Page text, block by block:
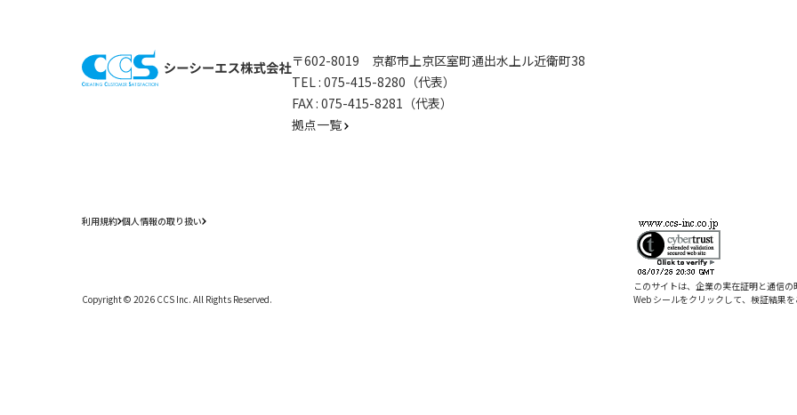
〒602-8019 京都市上京区室町通出水上ル近衛町38
TEL : 075-415-8280（代表）
FAX : 075-415-8281（代表）
拠点一覧
利用規約 個人情報の取り扱い
Copyright © 2026 CCS Inc. All Rights Reserved.
このサイトは、企業の実在証明と通信
Web シールをクリックして、検証結果を